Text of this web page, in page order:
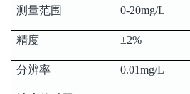
测量范围 0-20mg/L
精度 ±2%
分辨率 0.01mg/L